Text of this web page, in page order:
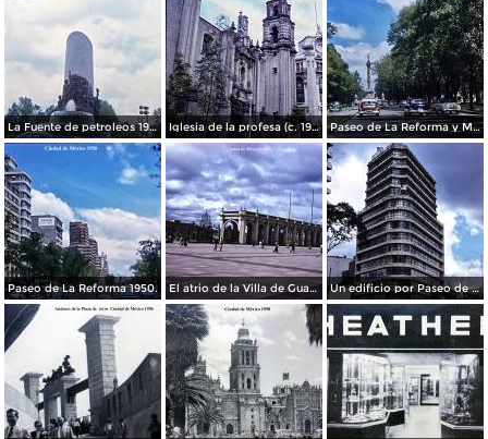
La Fuente de petroleos 1950. Iglesia de la profesa (c. 1950) Paseo de La Reforma y Mto a La Independencia 1950
Paseo de La Reforma 1950. El atrio de la Villa de Guadalupe 1950. Un edificio por Paseo de La Reforma 1950